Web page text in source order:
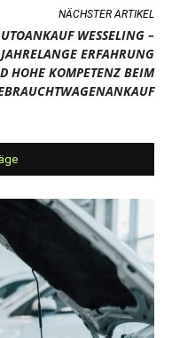
NÄCHSTER ARTIKEL
WESSELING –
JAHRELANGE ERFAHRUNG
HOHE KOMPETENZ BEIM